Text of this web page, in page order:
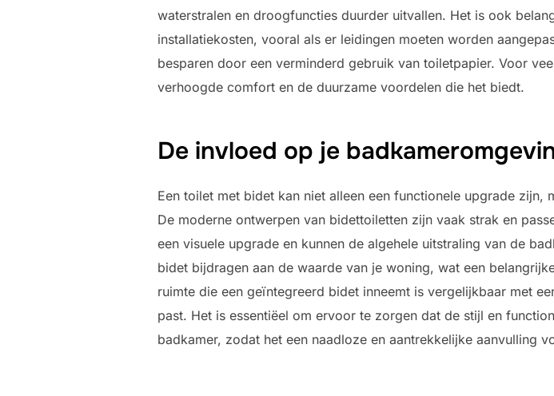
waterstralen en droogfuncties duurder uitvallen. Het is ook
installatiekosten, vooral als er leidingen moeten worden
besparen door een verminderd gebruik van toiletpapier. Voor
verhoogde comfort en de duurzame voordelen die het biedt.
De invloed op je
Een toilet met bidet kan niet alleen een functionele upgrade
De moderne ontwerpen van bidettoiletten zijn vaak strak en
een visuele upgrade en kunnen de algehele uitstraling van de
bidet bijdragen aan de waarde van je woning, wat een
ruimte die een geïntegreerd bidet inneemt is vergelijkbaar met
past. Het is essentiëel om ervoor te zorgen dat de stijl en
badkamer, zodat het een naadloze en aantrekkelijke aanvulling